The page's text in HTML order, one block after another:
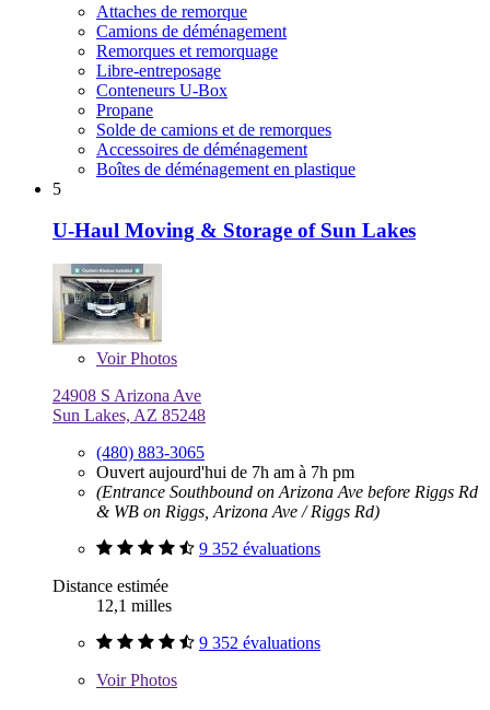
Attaches de remorque
Camions de déménagement
Remorques et remorquage
Libre-entreposage
Conteneurs U-Box
Propane
Solde de camions et de remorques
Accessoires de déménagement
Boîtes de déménagement en plastique
5
U-Haul Moving & Storage of Sun Lakes
VoirPhotos
24908 S Arizona Ave
Sun Lakes, AZ 85248
(480) 883-3065
Ouvert aujourd'hui de 7h am à 7h pm
(Entrance Southbound on Arizona Ave before Riggs Rd
& WB on Riggs, Arizona Ave / Riggs Rd)
9 352 évaluations
Distance estimée
12,1 milles
9 352 évaluations
VoirPhotos